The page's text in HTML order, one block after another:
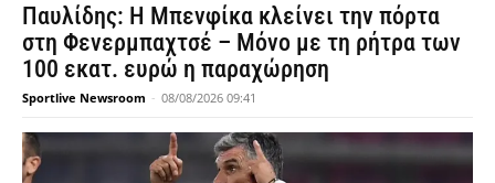
Παυλίδης: Η Μπενφίκα κλείνει την πόρτα
στη Φενερμπαχτσέ – Μόνο με τη ρήτρα των
100 εκατ. ευρώ η παραχώρηση
Sportlive Newsroom - 08/08/2026 09:41